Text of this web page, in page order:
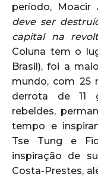
período, Moacir
deve ser
capital na
Coluna tem o
Brasil), foi a
mundo, com 25
derrota de 11
rebeldes,
tempo e
Tse Tung e
inspiração de
Costa-Prestes,